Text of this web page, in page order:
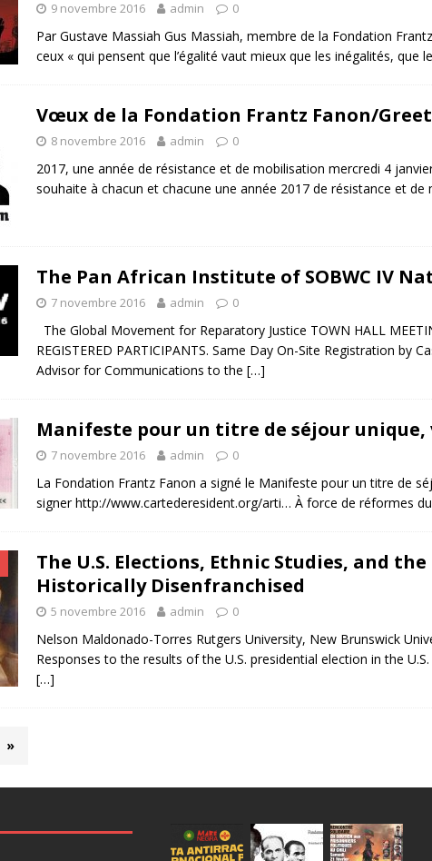
9 novembre 2016 admin 0
Par Gustave Massiah Gus Massiah, membre de la Fondation
ceux « qui pensent que l’égalité vaut mieux que les inégalités, que
Vœux de la Fondation Frantz Fanon/
8 novembre 2016 admin 0
2017, une année de résistance et de mobilisation mercredi 4
souhaite à chacun et chacune une année 2017 de résistance et de
The Pan African Institute of SOBWC IV
7 novembre 2016 admin 0
The Global Movement for Reparatory Justice TOWN HALL
REGISTERED PARTICIPANTS. Same Day On-Site Registration by
Advisor for Communications to the […]
Manifeste pour un titre de séjour
7 novembre 2016 admin 0
La Fondation Frantz Fanon a signé le Manifeste pour un titre de
signer http://www.cartederesident.org/arti… À force de réformes
The U.S. Elections, Ethnic Studies, and
Historically Disenfranchised
5 novembre 2016 admin 0
Nelson Maldonado-Torres Rutgers University, New Brunswick
Responses to the results of the U.S. presidential election in the
[…]
»